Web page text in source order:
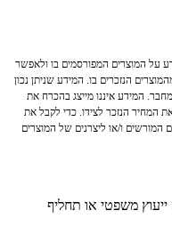
על המוצרים המפורסמים בו ולאפשר
הנזכרים בו. המידע שניתן נכון
המידע איננו מייצג בהכרח את
המחיר הנזכר לצידו. כדי לקבל את
המורשים ו/או ליצרנים של המוצרים
משפטי או תחליף